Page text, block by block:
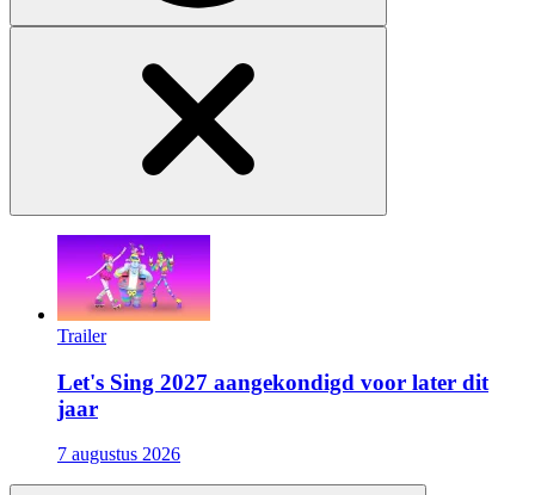
Trailer
Let's Sing 2027 aangekondigd voor later dit
jaar
7 augustus 2026